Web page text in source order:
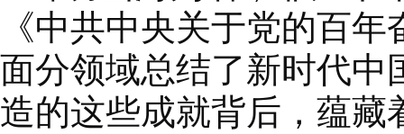
《中共中央关于党的百
面分领域总结了新时代中
造的这些成就背后，蕴藏